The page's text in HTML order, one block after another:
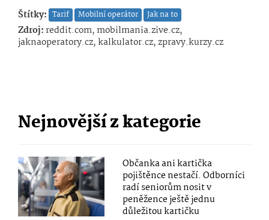
Štítky: Tarif Mobilní operátor Jak na to
Zdroj:reddit.com, mobilmania.zive.cz,
jaknaoperatory.cz, kalkulator.cz, zpravy.kurzy.cz
Nejnovější z kategorie
Občanka ani kartička
pojištěnce nestačí. Odborníci
radí seniorům nosit v
peněžence ještě jednu
důležitou kartičku